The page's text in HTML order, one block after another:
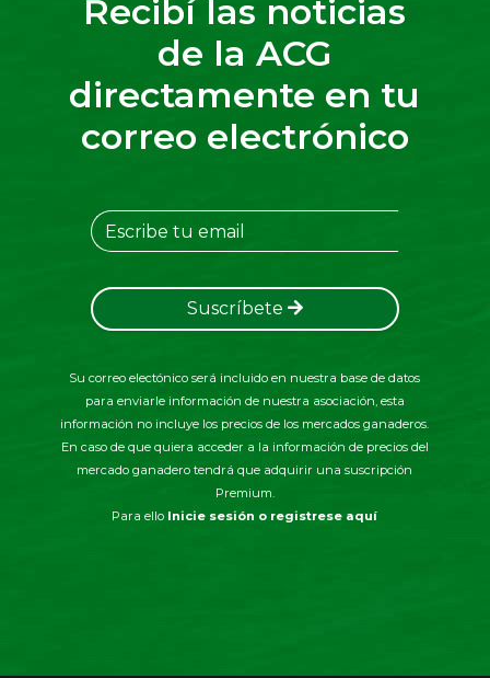
Recibí las noticias
de la ACG
directamente en tu
correo electrónico
Suscríbete
Su correo electónico será incluido en nuestra base de datos
para enviarle información de nuestra asociación, esta
información no incluye los precios de los mercados ganaderos.
En caso de que quiera acceder a la información de precios del
mercado ganadero tendrá que adquirir una suscripción
Premium.
Para ello Inicie sesión o registrese aquí